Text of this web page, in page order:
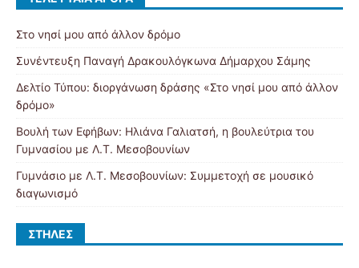
Στο νησί μου από άλλον δρόμο
Συνέντευξη Παναγή Δρακουλόγκωνα Δήμαρχου Σάμης
Δελτίο Τύπου: διοργάνωση δράσης «Στο νησί μου από άλλον
δρόμο»
Βουλή των Εφήβων: Ηλιάνα Γαλιατσή, η βουλεύτρια του
Γυμνασίου με Λ.Τ. Μεσοβουνίων
Γυμνάσιο με Λ.Τ. Μεσοβουνίων: Συμμετοχή σε μουσικό
διαγωνισμό
ΣΤΉΛΕΣ